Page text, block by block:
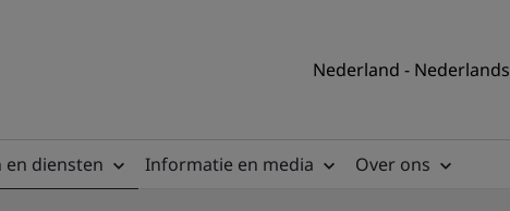
Nederland - Nederlands
en diensten Informatie en media
Over ons